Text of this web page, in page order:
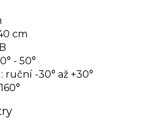
cm
- 50°
ruční -30° až +30°